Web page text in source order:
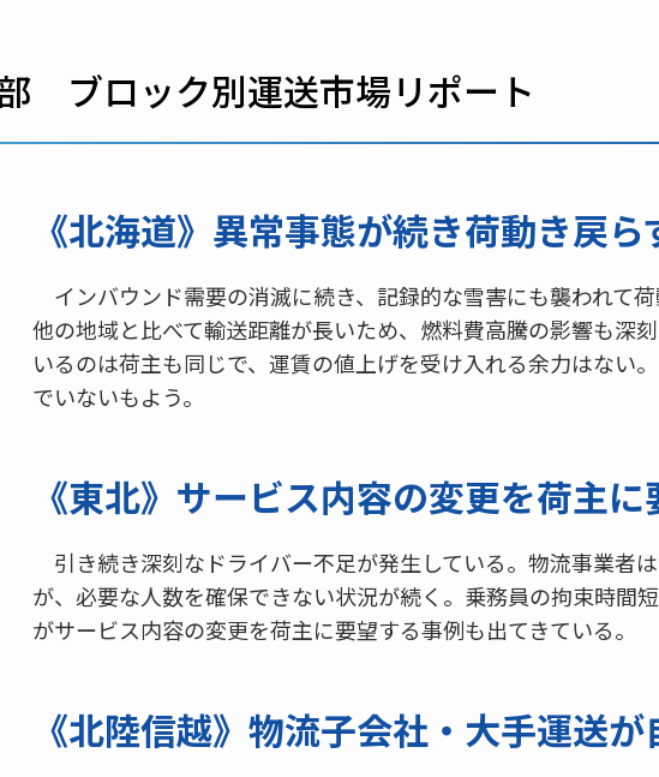
ブロック別運送市場リポート
《北海道》異常事態が続き荷動き戻ら
インバウンド需要の消滅に続き、記録的な雪害にも襲われて
他の地域と比べて輸送距離が長いため、燃料費高騰の影響も深
いるのは荷主も同じで、運賃の値上げを受け入れる余力はない
でいないもよう。
《東北》サービス内容の変更を荷主に
引き続き深刻なドライバー不足が発生している。物流事業者
が、必要な人数を確保できない状況が続く。乗務員の拘束時間
がサービス内容の変更を荷主に要望する事例も出てきている。
《北陸信越》物流子会社・大手運送